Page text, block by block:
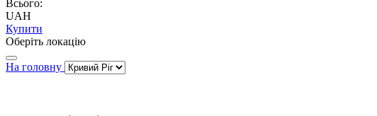
Всього:
UAH
Купити
Оберіть локацію
На головну